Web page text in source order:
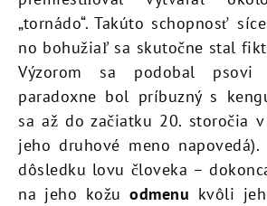
„tornádo“. Takúto schopnosť
no bohužiaľ sa skutočne stal
Výzorom sa podobal
paradoxne bol príbuzný s
sa až do začiatku 20. storočia
jeho druhové meno
dôsledku lovu človeka –
na jeho kožuodmenu kvôli